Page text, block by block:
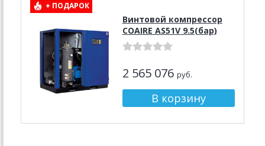
+ ПОДАРОК
Винтовой компрессор
COAIRE AS51V 9.5(бар)
2 565 076 руб.